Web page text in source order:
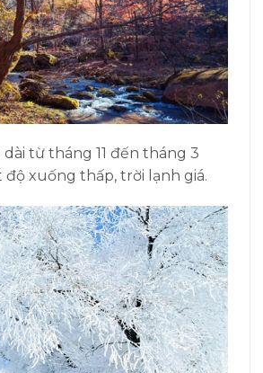
từ tháng 11 đến tháng 3
độ xuống thấp, trời lạnh giá.